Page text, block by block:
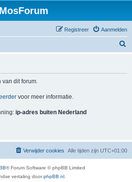
MosForum
Aanmelden
Registreer
van dit forum.
voor meer informatie.
ip-adres buiten Nederland
Alle tijden zijn UTC+01:00
Verwijder cookies
® Forum Software © phpBB Limited
vertaling doorphpBB.nl